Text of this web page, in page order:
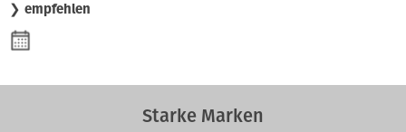
❯ empfehlen
Starke Marken